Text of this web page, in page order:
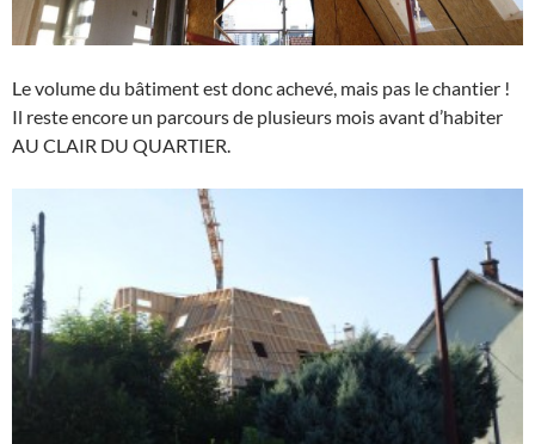
Le volume du bâtiment est donc achevé, mais pas le chantier !
Il reste encore un parcours de plusieurs mois avant d’habiter
AU CLAIR DU QUARTIER.